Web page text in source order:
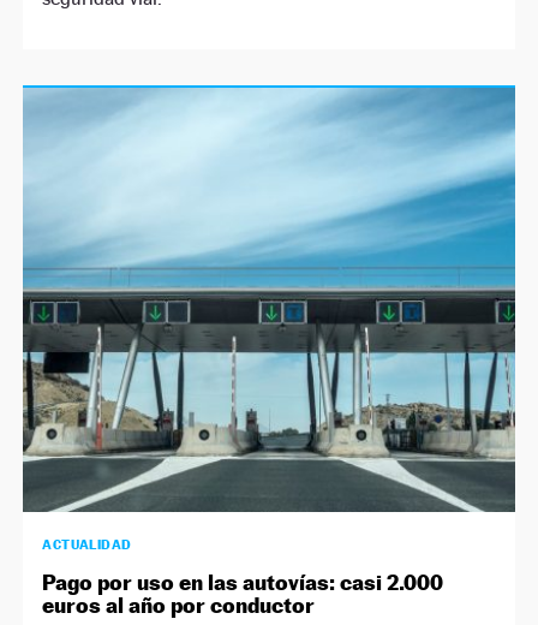
ACTUALIDAD
Pago por uso en las autovías: casi 2.000
euros al año por conductor